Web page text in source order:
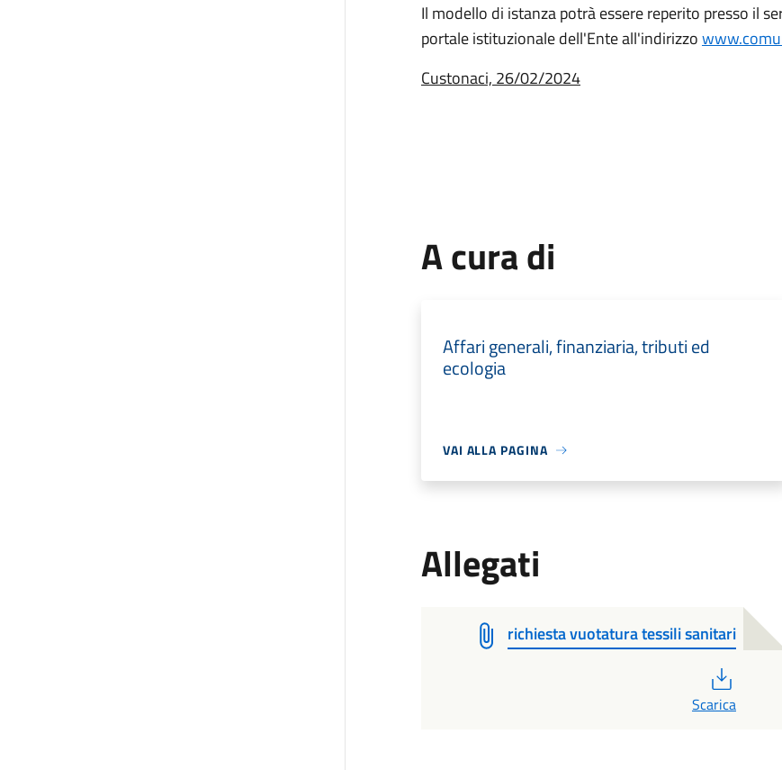
Il modello di istanza potrà essere reperito presso il
portale istituzionale dell'Ente all'indirizzo
Custonaci, 26/02/2024
A cura di
Affari generali, finanziaria, tributi ed
ecologia
VAI ALLA PAGINA
Allegati
richiesta vuotatura tessili sanitari
Scarica